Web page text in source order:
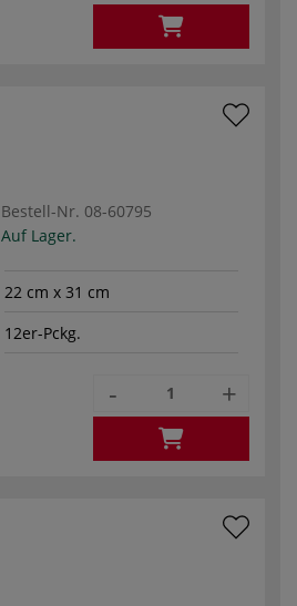
Bestell-Nr. 08-60795
Auf Lager.
22 cm x 31 cm
12er-Pckg.
- +